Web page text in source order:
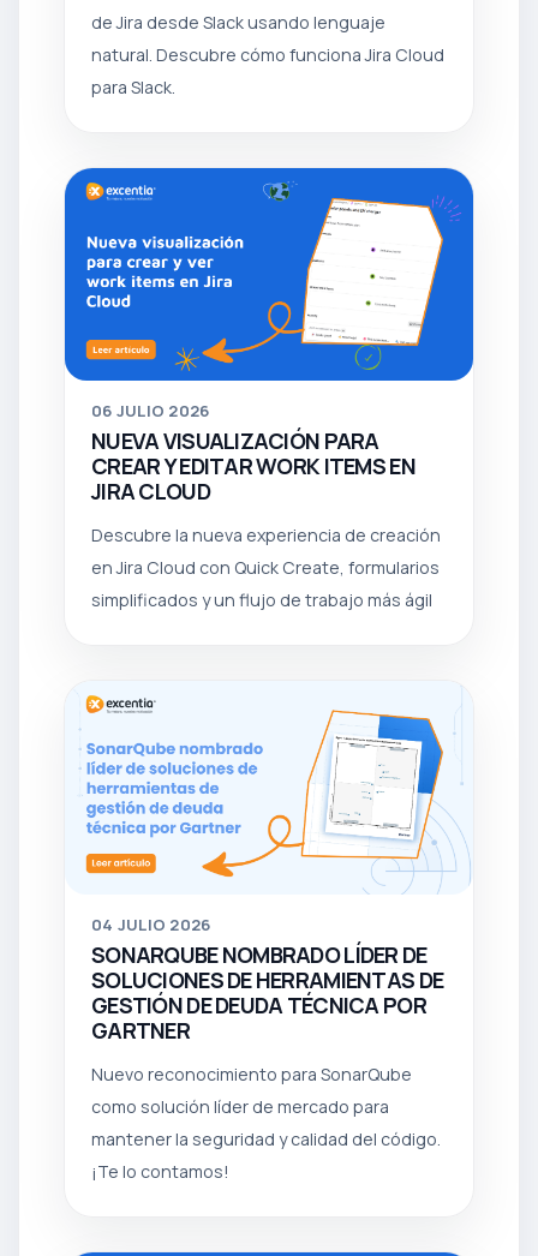
de Jira desde Slack usando lenguaje
natural. Descubre cómo funciona Jira Cloud
para Slack.
06 JULIO 2026
NUEVA VISUALIZACIÓN PARA
CREAR Y EDITAR WORK ITEMS EN
JIRA CLOUD
Descubre la nueva experiencia de creación
en Jira Cloud con Quick Create, formularios
simplificados y un flujo de trabajo más ágil
04 JULIO 2026
SONARQUBE NOMBRADO LÍDER DE
SOLUCIONES DE HERRAMIENTAS DE
GESTIÓN DE DEUDA TÉCNICA POR
GARTNER
Nuevo reconocimiento para SonarQube
como solución líder de mercado para
mantener la seguridad y calidad del código.
¡Te lo contamos!